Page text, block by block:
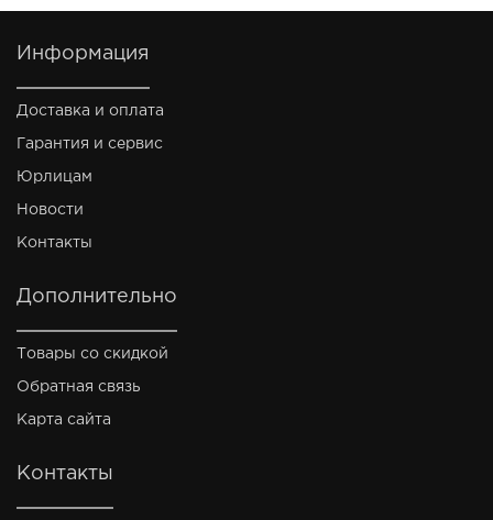
Информация
Доставка и оплата
Гарантия и сервис
Юрлицам
Новости
Контакты
Дополнительно
Товары со скидкой
Обратная связь
Карта сайта
Контакты